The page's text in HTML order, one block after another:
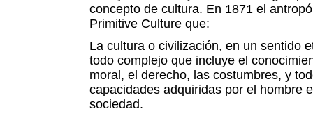
concepto de cultura. En 1871 el
Primitive Culture que:
La cultura o civilización, en un sentido
todo complejo que incluye el
moral, el derecho, las costumbres, y
capacidades adquiridas por el hombre
sociedad.